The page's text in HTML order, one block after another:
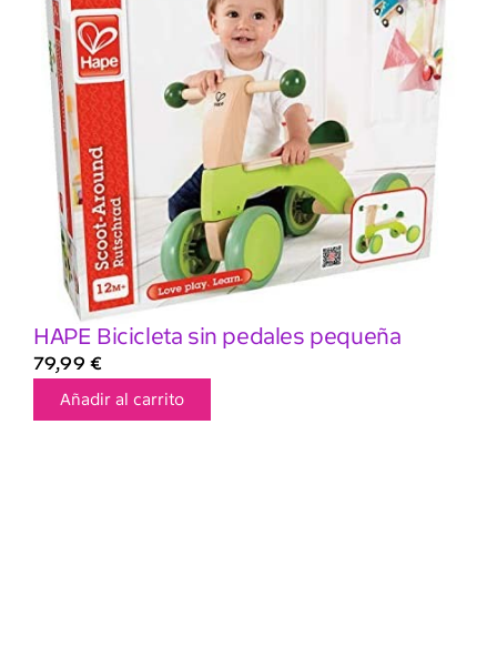
HAPE Bicicleta sin pedales pequeña
79,99 €
Añadir al carrito